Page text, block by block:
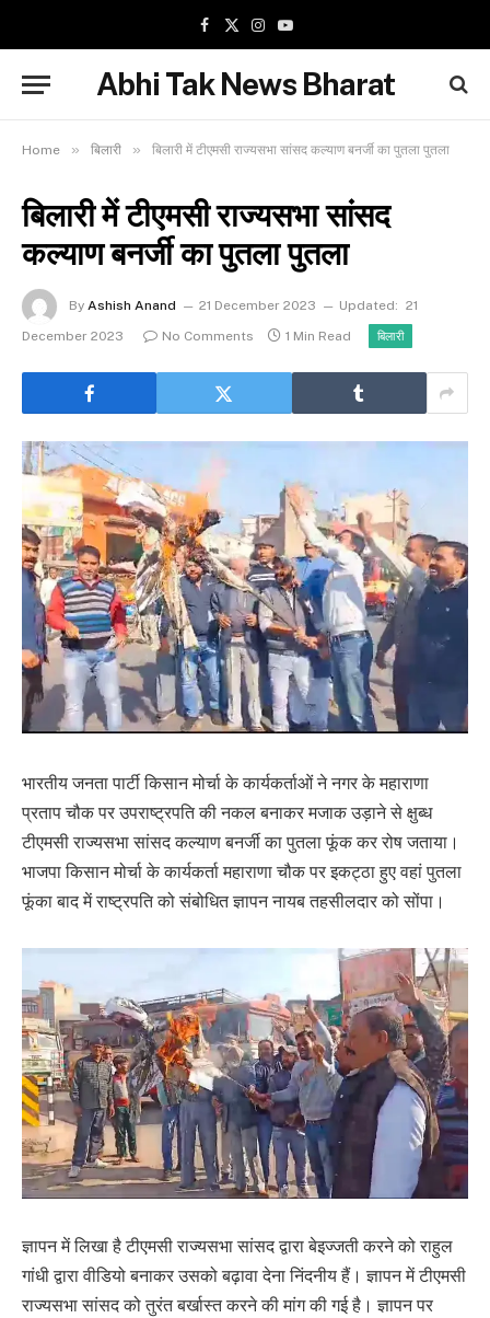
Facebook
X
Instagram
YouTube
Abhi Tak News Bharat
Home » बिलारी » बिलारी में टीएमसी राज्यसभा सांसद कल्याण बनर्जी का पुतला पुतला
बिलारी में टीएमसी राज्यसभा सांसद
कल्याण बनर्जी का पुतला पुतला
By Ashish Anand 21 December 2023 Updated: 21
December 2023
No Comments 1 Min Read बिलारी
भारतीय जनता पार्टी किसान मोर्चा के कार्यकर्ताओं ने नगर के महाराणा
प्रताप चौक पर उपराष्ट्रपति की नकल बनाकर मजाक उड़ाने से क्षुब्ध
टीएमसी राज्यसभा सांसद कल्याण बनर्जी का पुतला फूंक कर रोष जताया।
भाजपा किसान मोर्चा के कार्यकर्ता महाराणा चौक पर इकट्ठा हुए वहां पुतला
फूंका बाद में राष्ट्रपति को संबोधित ज्ञापन नायब तहसीलदार को सोंपा।
ज्ञापन में लिखा है टीएमसी राज्यसभा सांसद द्वारा बेइज्जती करने को राहुल
गांधी द्वारा वीडियो बनाकर उसको बढ़ावा देना निंदनीय हैं। ज्ञापन में टीएमसी
राज्यसभा सांसद को तुरंत बर्खास्त करने की मांग की गई है। ज्ञापन पर